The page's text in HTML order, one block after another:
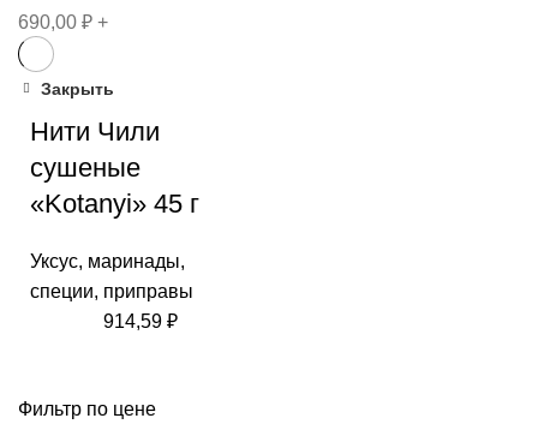
Фильтр по цене
690,00 ₽ +
Закрыть
Нити Чили
сушеные
«Kotanyi» 45 г
Уксус, маринады,
специи, приправы
914,59 ₽